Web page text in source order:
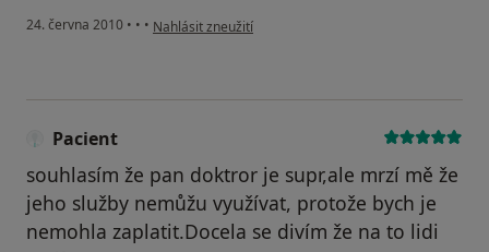
24. června 2010 • • • podle názoru uživatele Pacient
Nahlásit zneužití
Pacient
souhlasím že pan doktror je supr,ale mrzí mě že
jeho služby nemůžu využívat, protože bych je
nemohla zaplatit.Docela se divím že na to lidi